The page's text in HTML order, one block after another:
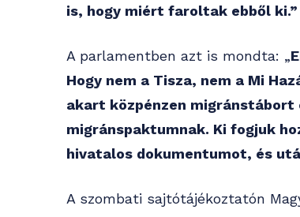
is, hogy miért faroltak ebből ki.”
A parlamentben azt is mondta: „
Hogy nem a Tisza, nem a Mi
akart közpénzen
migránspaktumnak. Ki fogjuk
hivatalos dokumentumot, és
A szombati sajtótájékoztatón